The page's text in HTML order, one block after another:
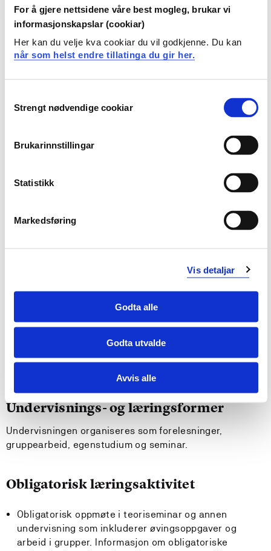
For å gjere nettsidene våre best mogleg, brukar vi
informasjonskapslar (cookiar)
Her kan du velje kva cookiar du vil godkjenne. Du kan
når som helst endre tillatinga du gir her.
Selection
Strengt nødvendige cookiar
Brukarinnstillingar
Statistikk
Markedsføring
Vis detaljar
Godta alle
Godta utvalde
Avvis alle
kan kritisk vurdere forskningsprosjekter/-
publikasjoner generelt med søkelys på
vitenskapsteoretiske forutsetninger og
forskningsdesign
kan utarbeide forskningsdesign for eget
kan kritisk vurdere egen og andres forskning i lys av
forskningsetisk regelverk og personvern
Generell kompetanse
vitenskapsteori, metodelære og forskningsetikk i
undervisning, forsknings- og utviklingsarbeid relatert
Anbefalte forkunnskaper
Undervisnings- og læringsformer
Undervisningen organiseres som forelesninger,
gruppearbeid, egenstudium og seminar.
Obligatorisk læringsaktivitet
Obligatorisk oppmøte i teoriseminar og annen
undervisning som inkluderer øvingsoppgaver og
arbeid i grupper. Informasjon om obligatoriske